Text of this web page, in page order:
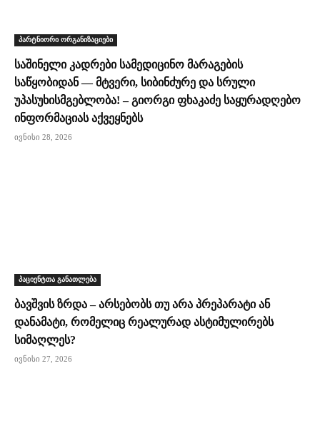
პარტნიორი ორგანიზაციები
საშინელი კადრები სამედიცინო მარაგების
საწყობიდან — მტვერი, სიბინძურე და სრული
უპასუხისმგებლობა! – გიორგი ფხაკაძე საყურადღებო
ინფორმაციას აქვეყნებს
ივნისი 28, 2026
პაციენტთა განათლება
ბავშვის ზრდა – არსებობს თუ არა პრეპარატი ან
დანამატი, რომელიც რეალურად ასტიმულირებს
სიმაღლეს?
ივნისი 27, 2026